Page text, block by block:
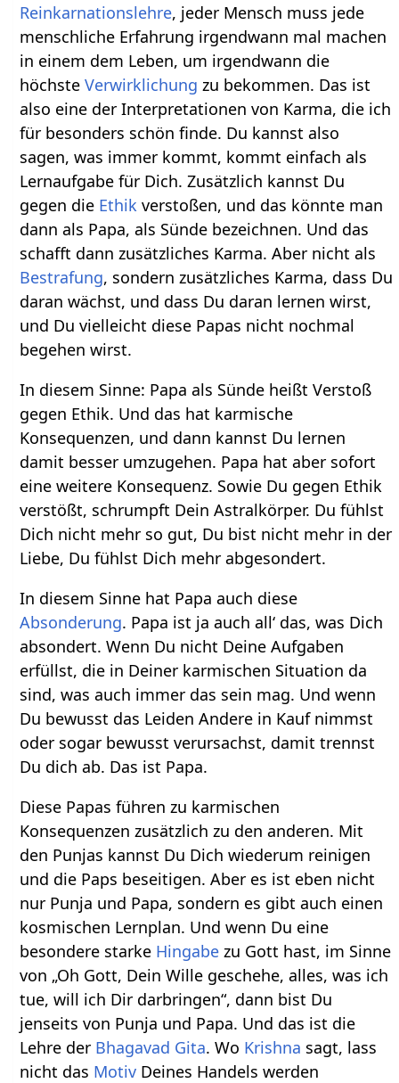
Reinkarnationslehre, jeder Mensch muss jede
menschliche Erfahrung irgendwann mal machen
in einem dem Leben, um irgendwann die
höchsteVerwirklichung zu bekommen. Das ist
also eine der Interpretationen von Karma, die ich
für besonders schön finde. Du kannst also
sagen, was immer kommt, kommt einfach als
Lernaufgabe für Dich. Zusätzlich kannst Du
gegen die Ethik verstoßen, und das könnte man
dann als Papa, als Sünde bezeichnen. Und das
schafft dann zusätzliches Karma. Aber nicht als
Bestrafung, sondern zusätzliches Karma, dass Du
daran wächst, und dass Du daran lernen wirst,
und Du vielleicht diese Papas nicht nochmal
begehen wirst.
In diesem Sinne: Papa als Sünde heißt Verstoß
gegen Ethik. Und das hat karmische
Konsequenzen, und dann kannst Du lernen
damit besser umzugehen. Papa hat aber sofort
eine weitere Konsequenz. Sowie Du gegen Ethik
verstößt, schrumpft Dein Astralkörper. Du fühlst
Dich nicht mehr so gut, Du bist nicht mehr in der
Liebe, Du fühlst Dich mehr abgesondert.
In diesem Sinne hat Papa auch diese
Absonderung. Papa ist ja auch all‘ das, was Dich
absondert. Wenn Du nicht Deine Aufgaben
erfüllst, die in Deiner karmischen Situation da
sind, was auch immer das sein mag. Und wenn
Du bewusst das Leiden Andere in Kauf nimmst
oder sogar bewusst verursachst, damit trennst
Du dich ab. Das ist Papa.
Diese Papas führen zu karmischen
Konsequenzen zusätzlich zu den anderen. Mit
den Punjas kannst Du Dich wiederum reinigen
und die Paps beseitigen. Aber es ist eben nicht
nur Punja und Papa, sondern es gibt auch einen
kosmischen Lernplan. Und wenn Du eine
besondere starke Hingabe zu Gott hast, im Sinne
von „Oh Gott, Dein Wille geschehe, alles, was ich
tue, will ich Dir darbringen“, dann bist Du
jenseits von Punja und Papa. Und das ist die
Lehre der Bhagavad Gita. Wo Krishna sagt, lass
nicht das Motiv Deines Handels werden